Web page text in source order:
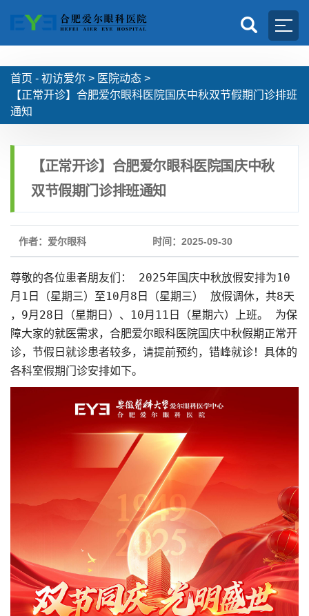
首页 - 初访爱尔 > 医院动态 >
【正常开诊】合肥爱尔眼科医院国庆中秋双节假期门诊排班
通知
【正常开诊】合肥爱尔眼科医院国庆中秋
双节假期门诊排班通知
作者：爱尔眼科 时间：2025-09-30
尊敬的各位患者朋友们： 2025年国庆中秋放假安排为10
月1日（星期三）至10月8日（星期三） 放假调休，共8天
，9月28日（星期日）、10月11日（星期六）上班。 为保
障大家的就医需求，合肥爱尔眼科医院国庆中秋假期正常开
诊，节假日就诊患者较多，请提前预约，错峰就诊！具体的
各科室假期门诊安排如下。